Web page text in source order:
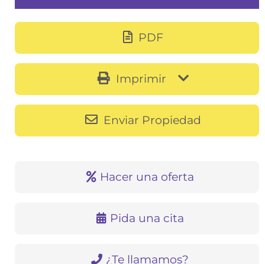
PDF
Imprimir
Enviar Propiedad
Hacer una oferta
Pida una cita
¿Te llamamos?